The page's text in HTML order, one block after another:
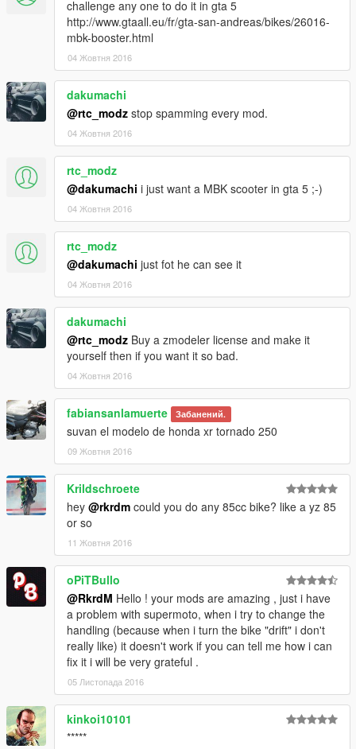
challenge any one to do it in gta 5
http://www.gtaall.eu/fr/gta-san-andreas/bikes/26016-
mbk-booster.html
04 Жовтня 2016
dakumachi
@rtc_modz stop spamming every mod.
04 Жовтня 2016
rtc_modz
@dakumachi i just want a MBK scooter in gta 5 ;-)
04 Жовтня 2016
rtc_modz
@dakumachi just fot he can see it
04 Жовтня 2016
dakumachi
@rtc_modz Buy a zmodeler license and make it
yourself then if you want it so bad.
04 Жовтня 2016
fabiansanlamuerte Забанений.
suvan el modelo de honda xr tornado 250
09 Жовтня 2016
Krildschroete
hey @rkrdm could you do any 85cc bike? like a yz 85
or so
11 Жовтня 2016
oPiTBullo
@RkrdM Hello ! your mods are amazing , just i have
a problem with supermoto, when i try to change the
handling (because when i turn the bike "drift" i don't
really like) it doesn't work if you can tell me how i can
fix it i will be very grateful .
05 Листопада 2016
kinkoi10101
*****